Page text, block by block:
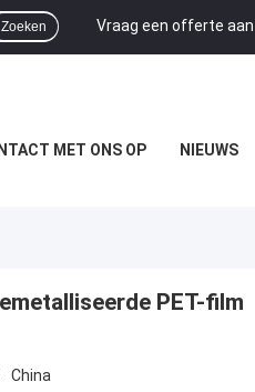
Vraag een offerte aan
Zoeken
MET ONS OP NIEUWS
PET-film
China